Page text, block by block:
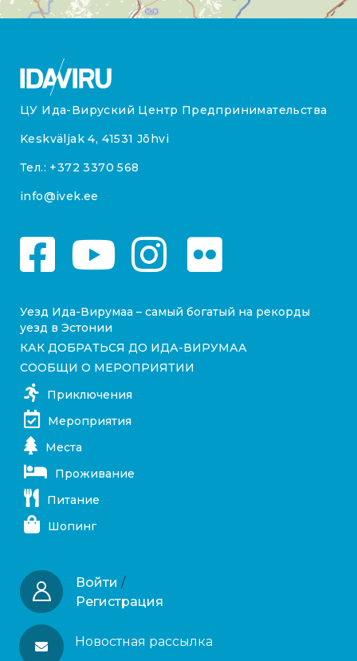
ЦУ Ида-Вируский Центр Предпринимательства
Keskväljak 4, 41531 Jõhvi
Тел.: +372 3370 568
info@ivek.ee
Уезд Ида-Вирумаа – самый богатый на рекорды
уезд в Эстонии
КАК ДОБРАТЬСЯ ДО ИДА-ВИРУМАА
СООБЩИ О МЕРОПРИЯТИИ
Приключения
Мероприятия
Места
Проживание
Питание
Шопинг
Войти /
Регистрация
Новостная рассылка